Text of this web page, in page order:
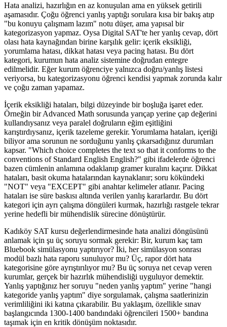
Hata analizi, hazırlığın en az konuşulan ama en yüksek getirili
aşamasıdır. Çoğu öğrenci yanlış yaptığı sorulara kısa bir bakış atıp
"bu konuyu çalışmam lazım" notu düşer, ama yapısal bir
kategorizasyon yapmaz. Oysa Digital SAT'te her yanlış cevap, dört
olası hata kaynağından birine karşılık gelir: içerik eksikliği,
yorumlama hatası, dikkat hatası veya pacing hatası. Bu dört
kategori, kurumun hata analiz sistemine doğrudan entegre
edilmelidir. Eğer kurum öğrenciye yalnızca doğru/yanlış listesi
veriyorsa, bu kategorizasyonu öğrenci kendisi yapmak zorunda kalır
ve çoğu zaman yapamaz.
İçerik eksikliği hataları, bilgi düzeyinde bir boşluğa işaret eder.
Örneğin bir Advanced Math sorusunda yarıçap yerine çap değerini
kullandıysanız veya paralel doğruların eğim eşitliğini
karıştırdıysanız, içerik tazeleme gerekir. Yorumlama hataları, içeriği
biliyor ama sorunun ne sorduğunu yanlış çıkarsadığınız durumları
kapsar. "Which choice completes the text so that it conforms to the
conventions of Standard English English?" gibi ifadelerde öğrenci
bazen cümlenin anlamına odaklanıp gramer kuralını kaçırır. Dikkat
hataları, basit okuma hatalarından kaynaklanır; soru kökündeki
"NOT" veya "EXCEPT" gibi anahtar kelimeler atlanır. Pacing
hataları ise süre baskısı altında verilen yanlış kararlardır. Bu dört
kategori için ayrı çalışma döngüleri kurmak, hazırlığı rastgele tekrar
yerine hedefli bir mühendislik sürecine dönüştürür.
Kadıköy SAT kursu değerlendirmesinde hata analizi döngüsünü
anlamak için şu üç soruyu sormak gerekir: Bir, kurum kaç tam
Bluebook simülasyonu yaptırıyor? İki, her simülasyon sonrası
modül bazlı hata raporu sunuluyor mu? Üç, rapor dört hata
kategorisine göre ayrıştırılıyor mu? Bu üç soruya net cevap veren
kurumlar, gerçek bir hazırlık mühendisliği uyguluyor demektir.
Yanlış yaptığınız her soruyu "neden yanlış yaptım" yerine "hangi
kategoride yanlış yaptım" diye sorgulamak, çalışma saatlerinizin
verimliliğini iki katına çıkarabilir. Bu yaklaşım, özellikle sınav
başlangıcında 1300-1400 bandındaki öğrencileri 1500+ bandına
taşımak için en kritik dönüşüm noktasıdır.